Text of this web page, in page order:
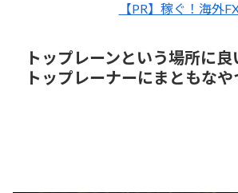
【PR】稼ぐ！海外
トップレーンという場所に良
トップレーナーにまともな